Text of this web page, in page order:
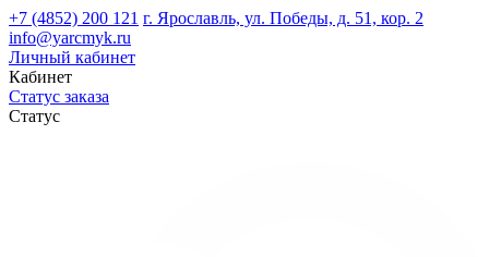
+7 (4852) 200 121 г. Ярославль, ул. Победы, д. 51, кор. 2
info@yarcmyk.ru
Личный кабинет
Кабинет
Статус заказа
Статус